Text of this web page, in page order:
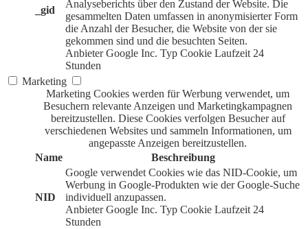
_gid
Analyseberichts über den Zustand der Website. Die
gesammelten Daten umfassen in anonymisierter Form
die Anzahl der Besucher, die Website von der sie
gekommen sind und die besuchten Seiten.
Anbieter Google Inc. Typ Cookie Laufzeit 24
Stunden
Marketing
Marketing Cookies werden für Werbung verwendet, um
Besuchern relevante Anzeigen und Marketingkampagnen
bereitzustellen. Diese Cookies verfolgen Besucher auf
verschiedenen Websites und sammeln Informationen, um
angepasste Anzeigen bereitzustellen.
Name
Beschreibung
NID
Google verwendet Cookies wie das NID-Cookie, um
Werbung in Google-Produkten wie der Google-Suche
individuell anzupassen.
Anbieter Google Inc. Typ Cookie Laufzeit 24
Stunden